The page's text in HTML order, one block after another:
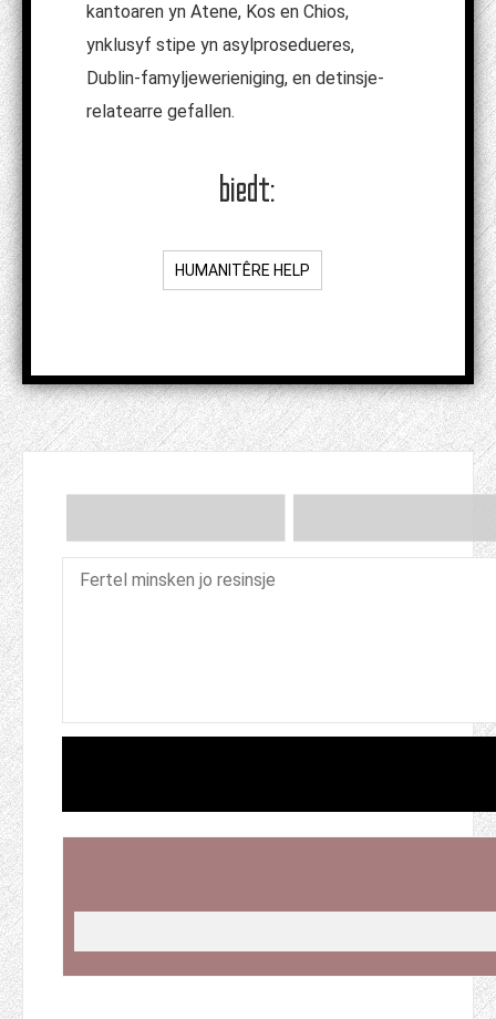
kantoaren yn Atene, Kos en Chios,
ynklusyf stipe yn asylprosedueres,
Dublin-famyljewerieniging, en detinsje-
relatearre gefallen.
biedt:
HUMANITÊRE HELP